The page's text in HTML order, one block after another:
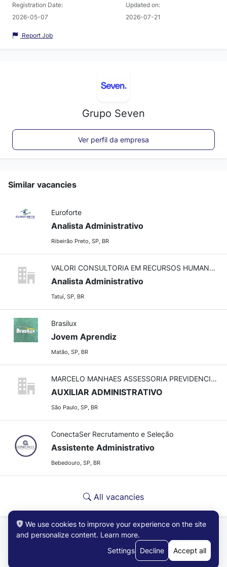
Registration Date:
2026-05-07
Updated on:
2026-07-21
Report Job
Grupo Seven
Ver perfil da empresa
Similar vacancies
Euroforte
Analista Administrativo
Ribeirão Preto, SP, BR
VALORI CONSULTORIA EM RECURSOS HUMANOS
Analista Administrativo
Tatuí, SP, BR
Brasilux
Jovem Aprendiz
Matão, SP, BR
MARCELO MANHAES ASSESSORIA PREVIDENCIARIA
AUXILIAR ADMINISTRATIVO
São Paulo, SP, BR
ConectaSer Recrutamento e Seleção
Assistente Administrativo
Bebedouro, SP, BR
All vacancies
We use cookies to improve your experience on the site
and personalize content. Learn more.
Settings
Decline Accept all